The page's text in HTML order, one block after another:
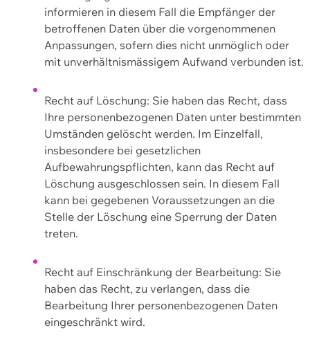
informieren in diesem Fall die Empfänger der
betroffenen Daten über die vorgenommenen
Anpassungen, sofern dies nicht unmöglich oder
mit unverhältnismässigem Aufwand verbunden ist.
Recht auf Löschung: Sie haben das Recht, dass
Ihre personenbezogenen Daten unter bestimmten
Umständen gelöscht werden. Im Einzelfall,
insbesondere bei gesetzlichen
Aufbewahrungspflichten, kann das Recht auf
Löschung ausgeschlossen sein. In diesem Fall
kann bei gegebenen Voraussetzungen an die
Stelle der Löschung eine Sperrung der Daten
treten.
Recht auf Einschränkung der Bearbeitung: Sie
haben das Recht, zu verlangen, dass die
Bearbeitung Ihrer personenbezogenen Daten
eingeschränkt wird.